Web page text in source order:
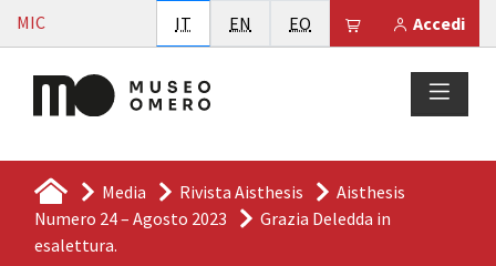
Vai al contenuto
MIC Accedi
Il tuo carrello è
IT Italiano
EN English
EO Esperanto
Media Rivista Aisthesis
Aisthesis
Numero 24 – Agosto 2023
Grazia Deledda in
esalettura.